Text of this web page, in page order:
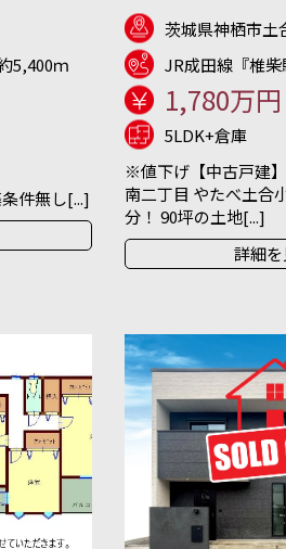
5,400ｍ
件無し[...]
茨城県神栖市土
JR成田線『椎
1,780万円
5LDK+倉庫
※値下げ【中古戸建
南二丁目 やたべ土合
分！ 90坪の土地[...]
詳細を